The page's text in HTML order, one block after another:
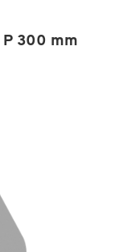
P 300 mm